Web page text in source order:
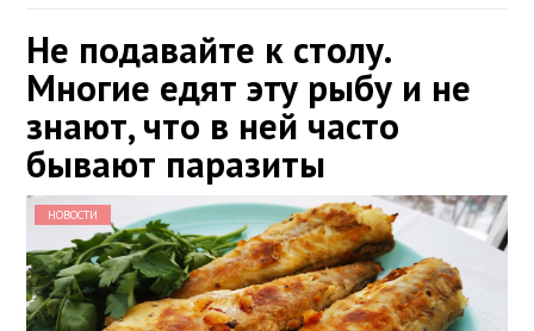
Не подавайте к столу.
Многие едят эту рыбу и не
знают, что в ней часто
бывают паразиты
НОВОСТИ